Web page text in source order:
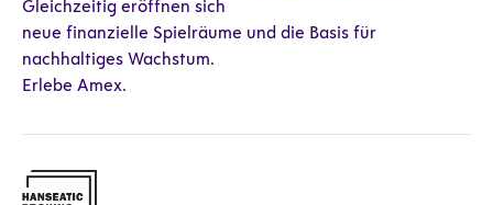
Gleichzeitig eröffnen sich
neue finanzielle Spielräume und die Basis für
nachhaltiges Wachstum.
Erlebe Amex.